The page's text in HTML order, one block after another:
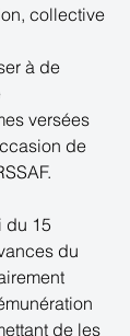
collective
à de
versées
de
du 15
du
de les